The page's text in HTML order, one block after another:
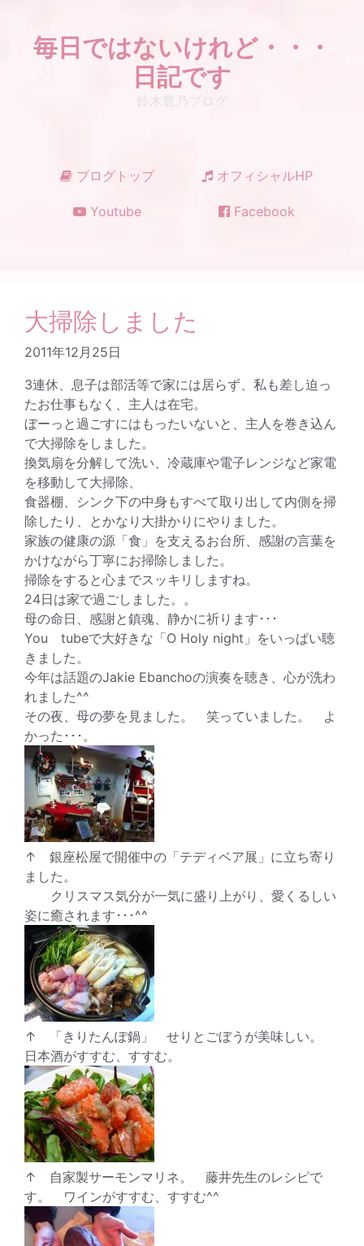
毎日ではないけれど・・・
日記です
鈴木豊乃ブログ
ブログトップ オフィシャルHP
Youtube Facebook
大掃除しました
2011年12月25日
3連休、息子は部活等で家には居らず、私も差し迫っ
たお仕事もなく、主人は在宅。
ぼーっと過ごすにはもったいないと、主人を巻き込ん
で大掃除をしました。
換気扇を分解して洗い、冷蔵庫や電子レンジなど家電
を移動して大掃除、
食器棚、シンク下の中身もすべて取り出して内側を掃
除したり、とかなり大掛かりにやりました。
家族の健康の源「食」を支えるお台所、感謝の言葉を
かけながら丁寧にお掃除しました。
掃除をすると心までスッキリしますね。
24日は家で過ごしました。。
母の命日、感謝と鎮魂、静かに祈ります･･･
You tubeで大好きな「O Holy night」をいっぱい聴
きました。
今年は話題のJakie Ebanchoの演奏を聴き、心が洗わ
れました^^
その夜、母の夢を見ました。 笑っていました。 よ
かった･･･。
↑ 銀座松屋で開催中の「テディベア展」に立ち寄り
ました。
クリスマス気分が一気に盛り上がり、愛くるしい
姿に癒されます･･･^^
↑ 「きりたんぽ鍋」 せりとごぼうが美味しい。
日本酒がすすむ、すすむ。
↑ 自家製サーモンマリネ。 藤井先生のレシピで
す。 ワインがすすむ、すすむ^^